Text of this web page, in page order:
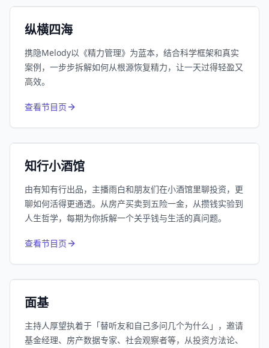
小宇宙 精选
纵横四海
携隐Melody以《精力管理》为蓝本，结合科学框架和真实
案例，一步步拆解如何从根源恢复精力，让一天过得轻盈又
高效。
查看节目页
小宇宙 精选
知行小酒馆
由有知有行出品，主播雨白和朋友们在小酒馆里聊投资，更
聊如何活得更通透。从房产买卖到五险一金，从攒钱实验到
人生哲学，每期为你拆解一个关乎钱与生活的真问题。
查看节目页
小宇宙
面基
主持人厚望执着于「替听友和自己多问几个为什么」，邀请
基金经理、房产数据专家、社会观察者等，从投资方法论、